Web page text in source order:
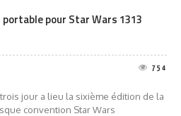
portable pour Star Wars 1313
754
jour a lieu la sixième édition de la
convention Star Wars